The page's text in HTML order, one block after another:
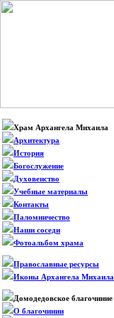
Храм Архангела Михаила
Архитектура
История
Богослужение
Духовенство
Учебные материалы
Контакты
Паломничество
Наши соседи
Фотоальбом храма
Православные ресурсы
Иконы Архангела Михаила
Домодедовское благочиние
О благочинии